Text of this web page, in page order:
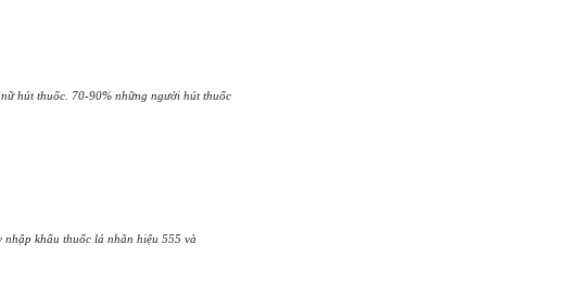
hút thuốc. 70-90% những người hút thuốc
nhập khẩu thuốc lá nhãn hiệu 555 và